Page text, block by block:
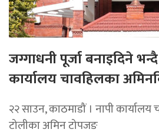
जग्गाधनी पूर्जा बनाइदिने
कार्यालय चावहिलका
२२ साउन, काठमाडौं । नापी कार्यालय
टोलीका अमिन टोपजङ